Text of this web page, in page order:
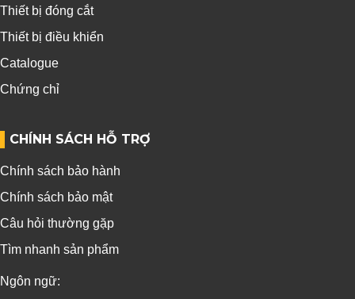
Thiết bị đóng cắt
Thiết bị điều khiển
Catalogue
Chứng chỉ
CHÍNH SÁCH HỖ TRỢ
Chính sách bảo hành
Chính sách bảo mật
Câu hỏi thường gặp
Tìm nhanh sản phẩm
Ngôn ngữ: